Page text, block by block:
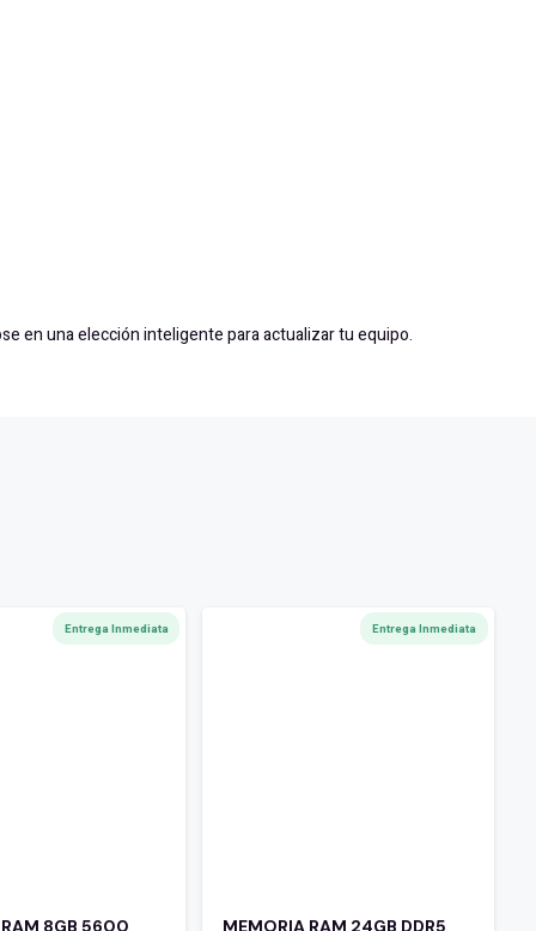
en una elección inteligente para actualizar tu equipo.
Entrega Inmediata
8GB 5600
Entrega Inmediata
MEMORIA RAM 24GB DDR5